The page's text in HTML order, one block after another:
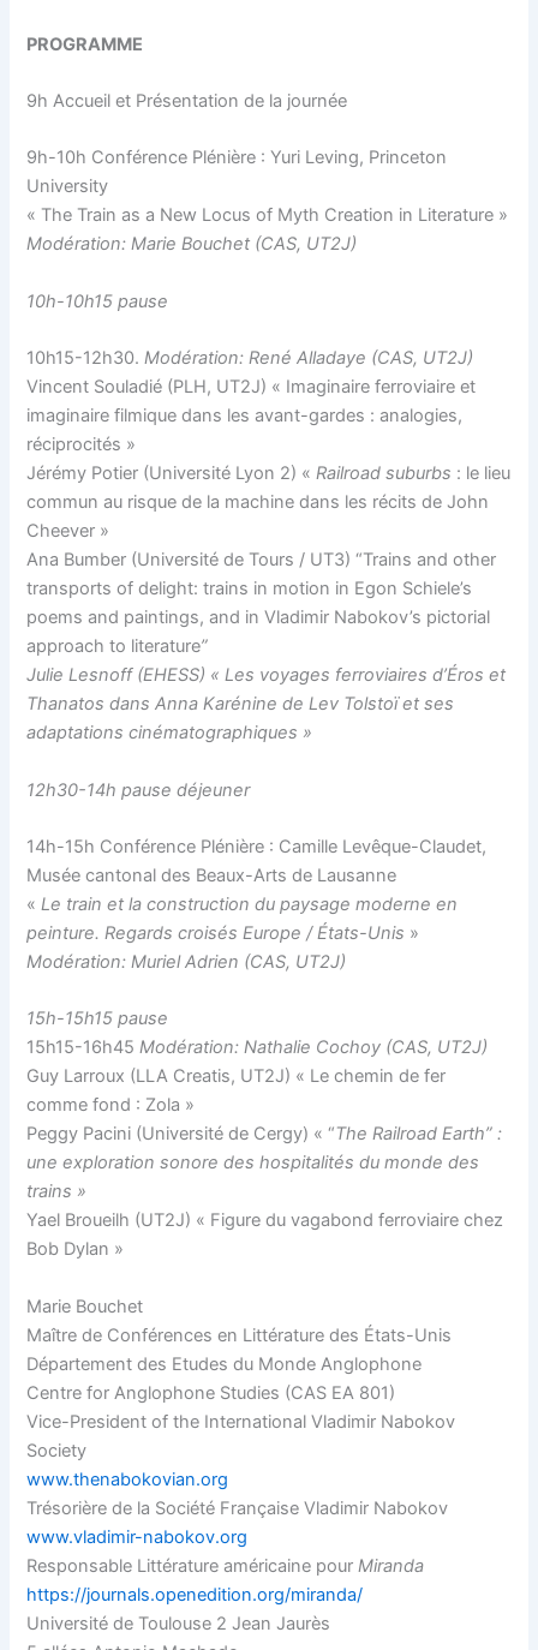
PROGRAMME
9h Accueil et Présentation de la journée
9h-10h Conférence Plénière : Yuri Leving, Princeton
University
« The Train as a New Locus of Myth Creation in Literature »
Modération: Marie Bouchet (CAS, UT2J)
10h-10h15 pause
10h15-12h30.Modération: René Alladaye (CAS, UT2J)
Vincent Souladié (PLH, UT2J) « Imaginaire ferroviaire et
imaginaire filmique dans les avant-gardes : analogies,
réciprocités »
Jérémy Potier (Université Lyon 2) «Railroad suburbs : le lieu
commun au risque de la machine dans les récits de John
Cheever »
Ana Bumber (Université de Tours / UT3) “Trains and other
transports of delight: trains in motion in Egon Schiele’s
poems and paintings, and in Vladimir Nabokov’s pictorial
approach to literature”
Julie Lesnoff (EHESS) « Les voyages ferroviaires d’Éros et
Thanatos dans Anna Karénine de Lev Tolstoï et ses
adaptations cinématographiques »
12h30-14h pause déjeuner
14h-15h Conférence Plénière : Camille Levêque-Claudet,
Musée cantonal des Beaux-Arts de Lausanne
«Le train et la construction du paysage moderne en
peinture. Regards croisés Europe / États-Unis »
Modération: Muriel Adrien (CAS, UT2J)
15h-15h15 pause
15h15-16h45Modération: Nathalie Cochoy (CAS, UT2J)
Guy Larroux (LLA Creatis, UT2J) « Le chemin de fer
comme fond : Zola »
Peggy Pacini (Université de Cergy) « “The Railroad Earth” :
une exploration sonore des hospitalités du monde des
trains »
Yael Broueilh (UT2J) « Figure du vagabond ferroviaire chez
Bob Dylan »
Marie Bouchet
Maître de Conférences en Littérature des États-Unis
Département des Etudes du Monde Anglophone
Centre for Anglophone Studies (CAS EA 801)
Vice-President of the International Vladimir Nabokov
Society
www.thenabokovian.org
Trésorière de la Société Française Vladimir Nabokov
www.vladimir-nabokov.org
Responsable Littérature américaine pour Miranda
https://journals.openedition.org/miranda/
Université de Toulouse 2 Jean Jaurès